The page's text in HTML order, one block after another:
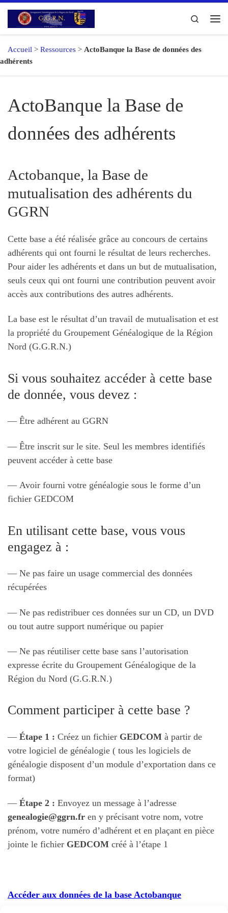
Passer au contenu
Search
Accueil > Ressources > ActoBanque la Base de données des
adhérents
ActoBanque la Base de
données des adhérents
Actobanque, la Base de
mutualisation des adhérents du
GGRN
Cette base a été réalisée grâce au concours de certains
adhérents qui ont fourni le résultat de leurs recherches.
Pour aider les adhérents et dans un but de mutualisation,
seuls ceux qui ont fourni une contribution peuvent avoir
accès aux contributions des autres adhérents.
La base est le résultat d’un travail de mutualisation et est
la propriété du Groupement Généalogique de la Région
Nord (G.G.R.N.)
Si vous souhaitez accéder à cette base
de donnée, vous devez :
— Être adhérent au GGRN
— Être inscrit sur le site. Seul les membres identifiés
peuvent accéder à cette base
— Avoir fourni votre généalogie sous le forme d’un
fichier GEDCOM
En utilisant cette base, vous vous
engagez à :
— Ne pas faire un usage commercial des données
récupérées
— Ne pas redistribuer ces données sur un CD, un DVD
ou tout autre support numérique ou papier
— Ne pas réutiliser cette base sans l’autorisation
expresse écrite du Groupement Généalogique de la
Région du Nord (G.G.R.N.)
Comment participer à cette base ?
— Étape 1 : Créez un fichier GEDCOM à partir de
votre logiciel de généalogie ( tous les logiciels de
généalogie disposent d’un module d’exportation dans ce
format)
— Étape 2 : Envoyez un message à l’adresse
genealogie@ggrn.fr en y précisant votre nom, votre
prénom, votre numéro d’adhérent et en plaçant en pièce
jointe le fichier GEDCOM créé à l’étape 1
Accéder aux données de la base Actobanque